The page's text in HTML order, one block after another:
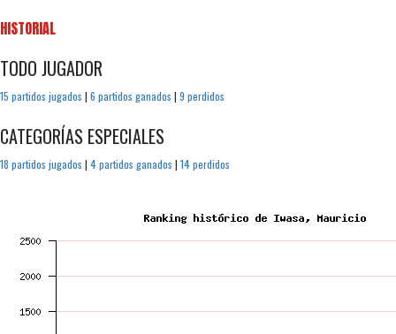
HISTORIAL
TODO JUGADOR
15 partidos jugados | 6 partidos ganados | 9 perdidos
CATEGORÍAS ESPECIALES
18 partidos jugados | 4 partidos ganados | 14 perdidos